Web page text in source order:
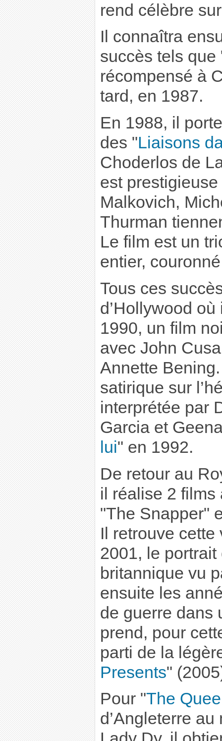
rend célèbre
Il connaîtra
succès tels que
récompensé à
tard, en 1987.
En 1988, il
des "Liaisons
Choderlos de
est
Malkovich,
Thurman
Le film est un
entier,
Tous ces
d’Hollywood
1990, un film
avec John
Annette
satirique sur
interprétée par
Garcia et
lui" en 1992.
De retour au
il réalise 2 films
"The Snapper"
Il retrouve cette
2001, le
britannique vu
ensuite les
de guerre dans
prend, pour
parti de la
Presents"
Pour "The
d’Angleterre